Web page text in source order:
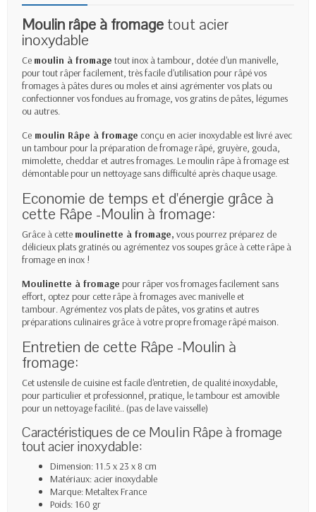
Moulin râpe à fromage tout acier
inoxydable
Ce moulin à fromage tout inox à tambour, dotée d'un manivelle,
pour tout râper facilement, très facile d'utilisation pour râpé vos
fromages à pâtes dures ou moles et ainsi agrémenter vos plats ou
confectionner vos fondues au fromage, vos gratins de pâtes, légumes
ou autres.
Ce moulin Râpe à fromage conçu en acier inoxydable est livré avec
un tambour pour la préparation de fromage râpé, gruyère, gouda,
mimolette, cheddar et autres fromages. Le moulin râpe à fromage est
démontable pour un nettoyage sans difficulté après chaque usage.
Economie de temps et d'énergie grâce à
cette Râpe -Moulin à fromage:
Grâce à cette moulinette à fromage, vous pourrez préparez de
délicieux plats gratinés ou agrémentez vos soupes grâce à cette râpe à
fromage en inox !
Moulinette à fromage pour râper vos fromages facilement sans
effort, optez pour cette râpe à fromages avec manivelle et
tambour.Agrémentez vos plats de pâtes, vos gratins et autres
préparations culinaires grâce à votre propre fromage râpé maison.
Entretien de cette Râpe -Moulin à
fromage:
Cet ustensile de cuisine est facile d'entretien, de qualité inoxydable,
pour particulier et professionnel, pratique, le tambour est amovible
pour un nettoyage facilité.. (pas de lave vaisselle)
Caractéristiques de ce Moulin Râpe à fromage
tout acier inoxydable:
Dimension: 11.5 x 23 x 8 cm
Matériaux: acier inoxydable
Marque: Metaltex France
Poids: 160 gr